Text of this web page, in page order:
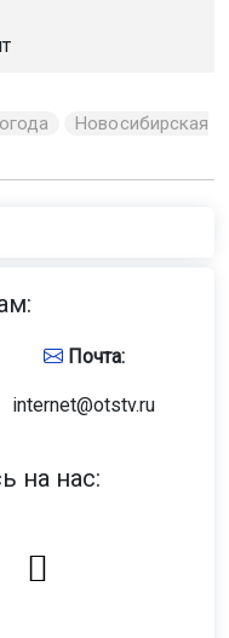
Новосибирская
Почта:
internet@otstv.ru
на нас: